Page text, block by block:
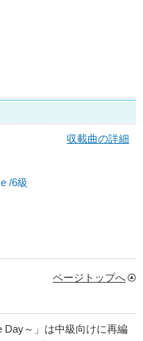
収載曲の詳細
/6級
ページトップへ
Day～」は中級向けに再編